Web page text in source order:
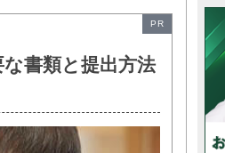
PR
書類と提出方法